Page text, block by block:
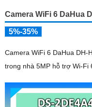
Camera WiFi 6 DaHua
5%-35%
Camera WiFi 6 DaHua DH-
trong nhà 5MP hỗ trợ Wi-Fi